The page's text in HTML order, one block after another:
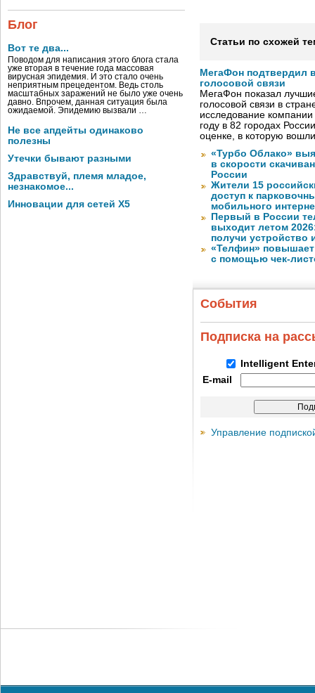
Блог
Вот те два...
Поводом для написания этого блога стала
уже вторая в течение года массовая
вирусная эпидемия. И это стало очень
неприятным прецедентом. Ведь столь
масштабных заражений не было уже очень
давно. Впрочем, данная ситуация была
ожидаемой. Эпидемию вызвали …
Не все апдейты одинаково
полезны
Утечки бывают разными
Здравствуй, племя младое,
незнакомое...
Инновации для сетей X5
Статьи по схожей
МегаФон подтвердил
голосовой связи
МегаФон показал
голосовой связи в
исследование
году в 82 городах
оценке, в которую
«Турбо Облако»
в скорости
России
Жители 15
доступ к
мобильного
Первый в России
выходит летом
получи устройство
«Телфин» повышает
с помощью чек-
События
Подписка на
Intelligent
E-mail
Управление